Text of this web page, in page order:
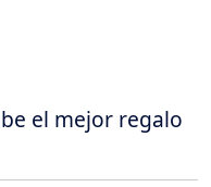
el mejor regalo